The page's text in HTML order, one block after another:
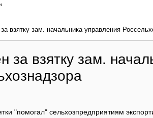
взятку зам. начальника управления
за взятку зам.
"помогал" сельхозпредприятиям